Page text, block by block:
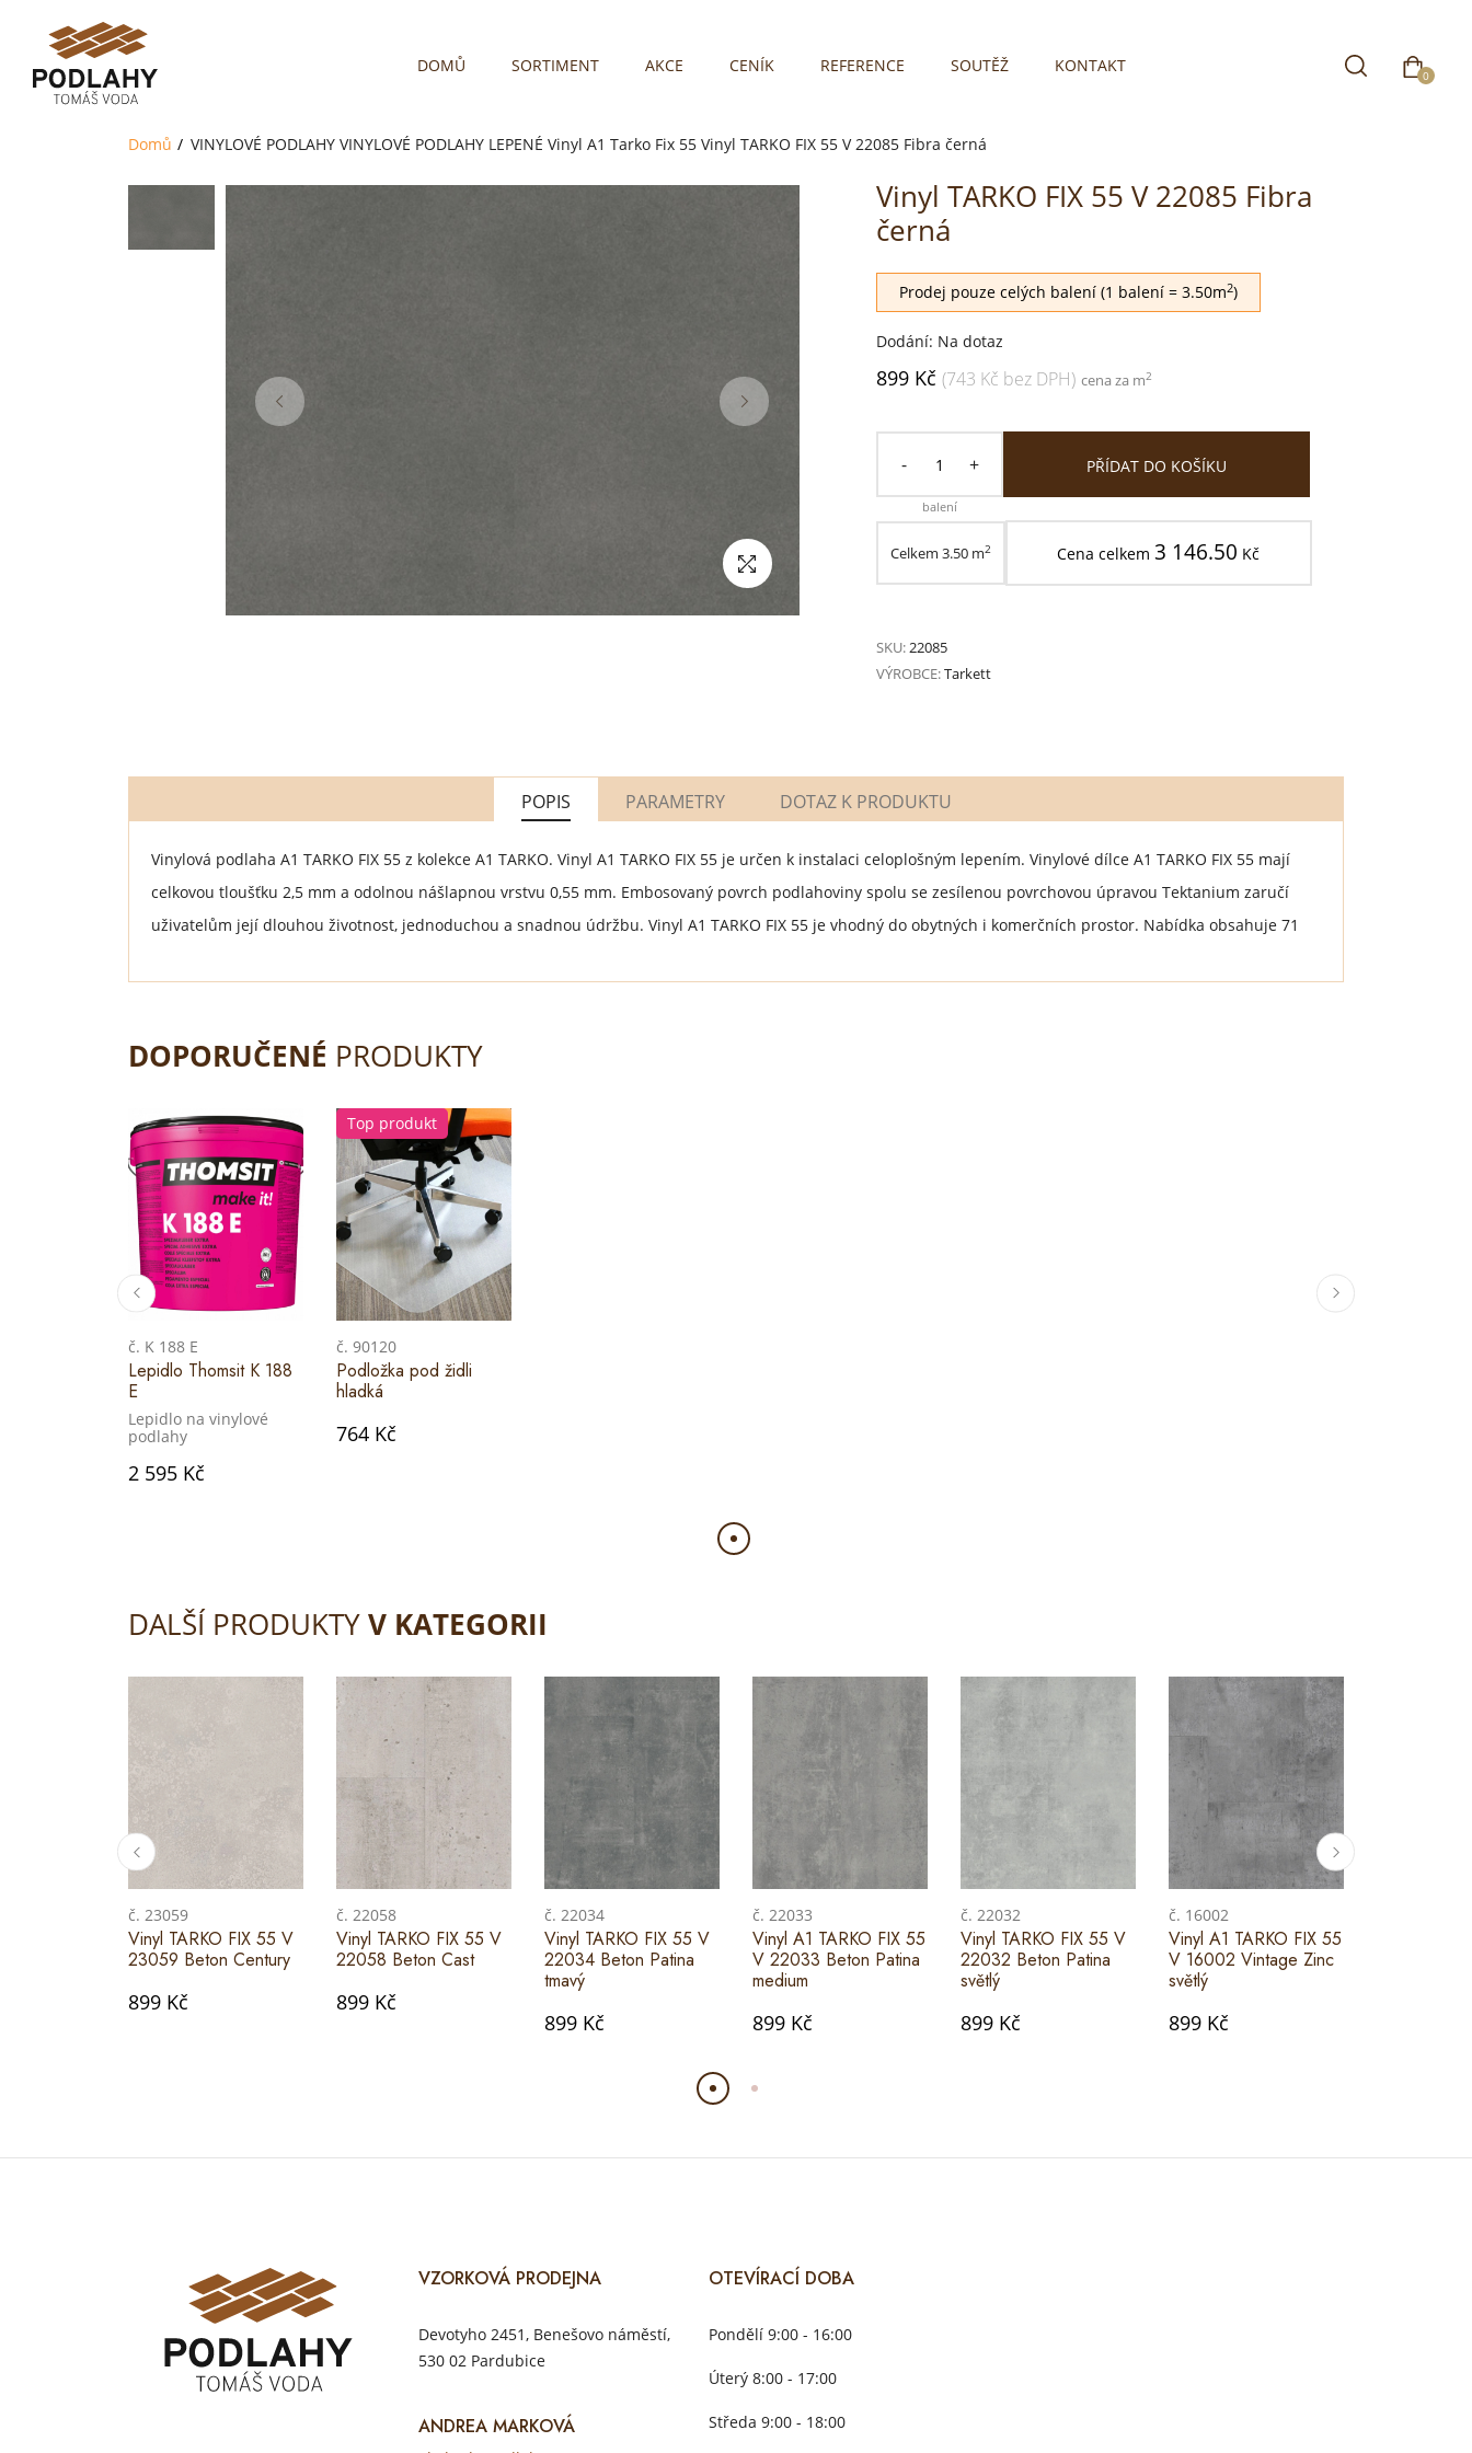
DOMŮ SORTIMENT AKCE CENÍK REFERENCE SOUTĚŽ KONTAKT 0
Domů VINYLOVÉ PODLAHY VINYLOVÉ PODLAHY LEPENÉ Vinyl A1 Tarko Fix 55 Vinyl TARKO FIX 55 V 22085 Fibra černá
Vinyl TARKO FIX 55 V 22085 Fibra
černá
Prodej pouze celých balení (1 balení = 3.50m2)
Dodání: Na dotaz
899 Kč (743 Kč bez DPH) cena za m2
- +
balení
PŘÍDAT DO KOŠÍKU
Celkem 3.50m2 Cena celkem 3 146.50 Kč
SKU:22085
VÝROBCE:Tarkett
POPIS PARAMETRY DOTAZ K PRODUKTU
Vinylová podlaha A1 TARKO FIX 55 z kolekce A1 TARKO. Vinyl A1 TARKO FIX 55 je určen k instalaci celoplošným lepením. Vinylové dílce A1 TARKO FIX 55 mají
celkovou tloušťku 2,5 mm a odolnou nášlapnou vrstvu 0,55 mm. Embosovaný povrch podlahoviny spolu se zesílenou povrchovou úpravou Tektanium zaručí
uživatelům její dlouhou životnost, jednoduchou a snadnou údržbu. Vinyl A1 TARKO FIX 55 je vhodný do obytných i komerčních prostor. Nabídka obsahuje 71
DOPORUČENÉ PRODUKTY
č. K 188 E
Lepidlo Thomsit K 188
E
Lepidlo na vinylové
podlahy
2 595 Kč
Top produkt
č. 90120
Podložka pod židli
hladká
764 Kč
DALŠÍ PRODUKTYV KATEGORII
č. 23059
Vinyl TARKO FIX 55 V
23059 Beton Century
899 Kč
č. 22058
Vinyl TARKO FIX 55 V
22058 Beton Cast
899 Kč
č. 22034
Vinyl TARKO FIX 55 V
22034 Beton Patina
tmavý
899 Kč
č. 22033
Vinyl A1 TARKO FIX 55
V 22033 Beton Patina
medium
899 Kč
č. 22032
Vinyl TARKO FIX 55 V
22032 Beton Patina
světlý
899 Kč
č. 16002
Vinyl A1 TARKO FIX 55
V 16002 Vintage Zinc
světlý
899 Kč
VZORKOVÁ PRODEJNA
Devotyho 2451, Benešovo náměstí,
530 02 Pardubice
ANDREA MARKOVÁ
OTEVÍRACÍ DOBA
Pondělí 9:00 - 16:00
Úterý 8:00 - 17:00
Středa 9:00 - 18:00